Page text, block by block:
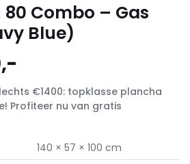
80 Combo – Gas
Blue)
.
prijs
is:€1400: topklasse plancha
Profiteer nu van gratis
140 × 57 × 100 cm